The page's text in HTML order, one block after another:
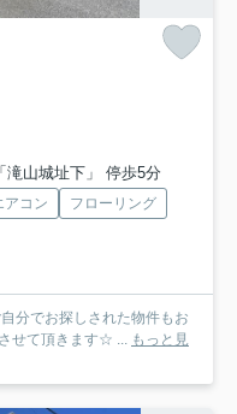
滝山城址下」 停歩5分
アコン
フローリング
分でお探しされた物件もお
せて頂きます☆ ... もっと見